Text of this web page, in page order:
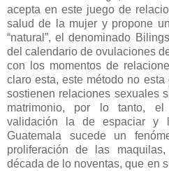
acepta en este juego de
salud de la mujer y propone
“natural”, el denominado
del calendario de ovulaciones
con los momentos de
claro esta, este método no
sostienen relaciones sexuales
matrimonio, por lo tanto,
validación la de espaciar y
Guatemala sucede un
proliferación de las
década de lo noventas, que en